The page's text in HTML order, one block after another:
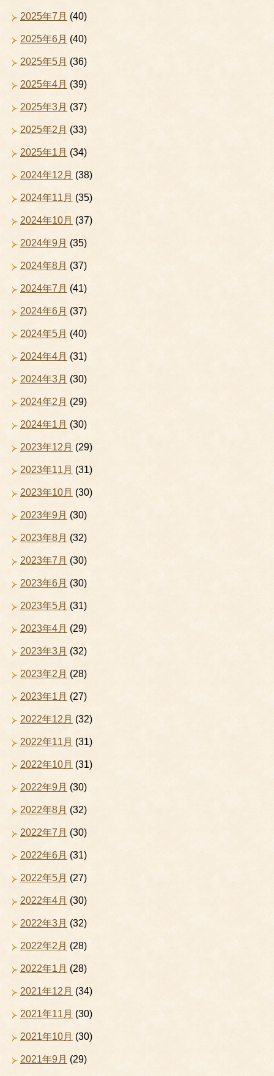
2025年7月 (40)
2025年6月 (40)
2025年5月 (36)
2025年4月 (39)
2025年3月 (37)
2025年2月 (33)
2025年1月 (34)
2024年12月 (38)
2024年11月 (35)
2024年10月 (37)
2024年9月 (35)
2024年8月 (37)
2024年7月 (41)
2024年6月 (37)
2024年5月 (40)
2024年4月 (31)
2024年3月 (30)
2024年2月 (29)
2024年1月 (30)
2023年12月 (29)
2023年11月 (31)
2023年10月 (30)
2023年9月 (30)
2023年8月 (32)
2023年7月 (30)
2023年6月 (30)
2023年5月 (31)
2023年4月 (29)
2023年3月 (32)
2023年2月 (28)
2023年1月 (27)
2022年12月 (32)
2022年11月 (31)
2022年10月 (31)
2022年9月 (30)
2022年8月 (32)
2022年7月 (30)
2022年6月 (31)
2022年5月 (27)
2022年4月 (30)
2022年3月 (32)
2022年2月 (28)
2022年1月 (28)
2021年12月 (34)
2021年11月 (30)
2021年10月 (30)
2021年9月 (29)